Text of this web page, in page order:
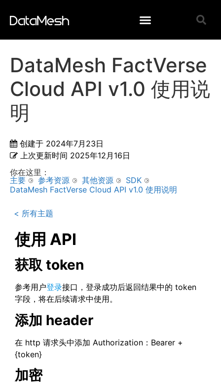
DataMesh FactVerse
Cloud API v1.0 使用说
明
创建于 2024年7月23日
上次更新时间 2025年12月16日
你在这里：
主要
参考资源 其他资源
SDK
DataMesh FactVerse Cloud API v1.0 使用说明
< 所有主题
使用 API
获取 token
参考用户登录接口，登录成功后返回结果中的 token
字段，将在后续请求中使用。
添加 header
在 http 请求头中添加 Authorization：Bearer +
{token}
加密